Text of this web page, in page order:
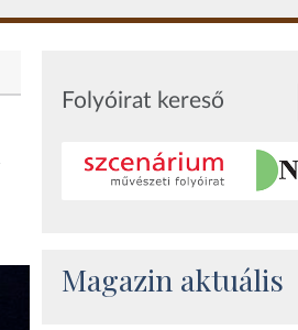
Folyóirat kereső
Magazin aktuális